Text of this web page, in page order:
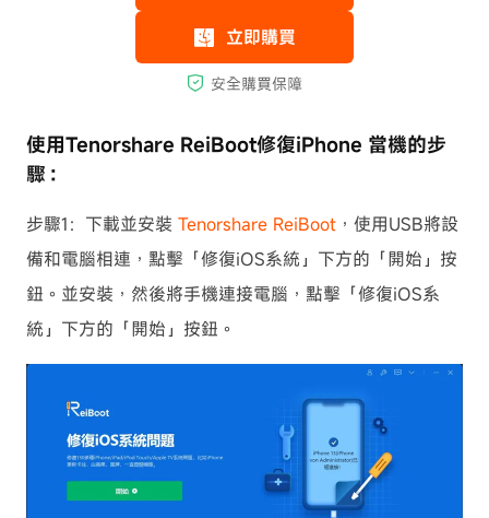
使用Tenorshare ReiBoot修復iPhone 當機的步
驟：
步驟1：下載並安裝 Tenorshare ReiBoot ，使用USB將設
備和電腦相連，點擊「修復iOS系統」下方的「開始」按
鈕。並安裝，然後將手機連接電腦，點擊「修復iOS系
統」下方的「開始」按鈕。